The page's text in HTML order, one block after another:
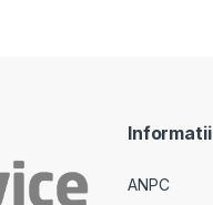
Informatii
ANPC